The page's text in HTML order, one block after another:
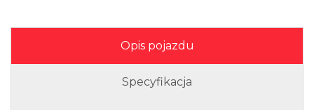
Opis pojazdu
Specyfikacja